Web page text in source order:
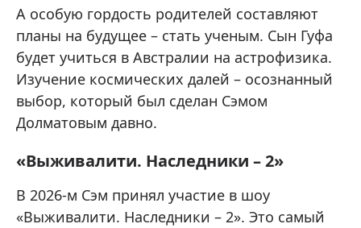
А особую гордость родителей составляют
планы на будущее – стать ученым. Сын Гуфа
будет учиться в Австралии на астрофизика.
Изучение космических далей – осознанный
выбор, который был сделан Сэмом
Долматовым давно.
«Выживалити. Наследники – 2»
В 2026-м Сэм принял участие в шоу
«Выживалити. Наследники – 2». Это самый